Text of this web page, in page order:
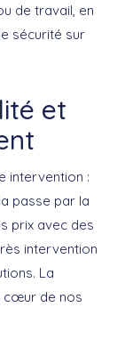
de travail, en
sécurité sur
et
intervention :
passe par la
prix avec des
intervention
La
cœur de nos